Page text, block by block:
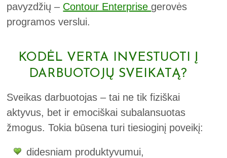
pavyzdžių – Contour Enterprisegerovės
programos verslui.
KODĖL VERTA INVESTUOTI Į
DARBUOTOJŲ SVEIKATĄ?
Sveikas darbuotojas – tai ne tik fiziškai
aktyvus, bet ir emociškai subalansuotas
žmogus. Tokia būsena turi tiesioginį poveikį:
didesniam produktyvumui,